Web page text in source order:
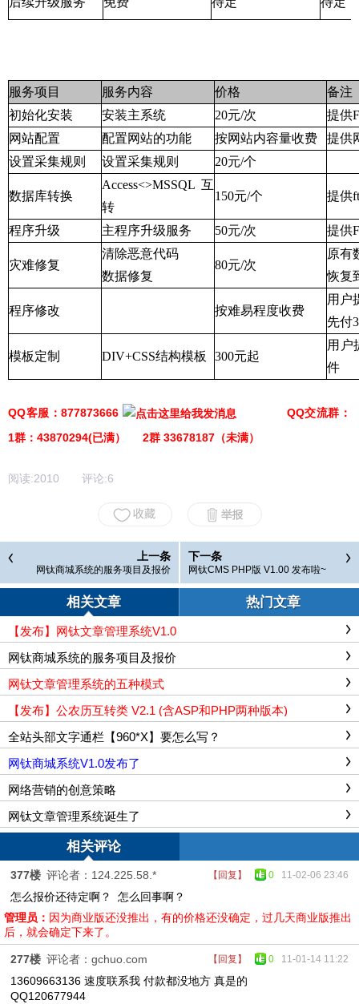
服务项目 服务内容 价格
备注
初始化安装
安装主系统 20元/次
提供
网站配置
配置网站的功能 按网站内容量收费
提供
设置采集规则
设置采集规则 20元/个
数据库转换
Access<>MSSQL互
转
150元/个 提供
程序升级 主程序升级服务 50元/次 提供
灾难修复
清除恶意代码
数据修复
80元/次
原有
恢复
程序修改 按难易程度收费
用户
先付
模板定制 DIV+CSS结构模板 300元起
用户
件
QQ客服：877873666
QQ交流群：
1群：43870294(已满） 2群 33678187（未满）
阅读:2010 评论:6
上一条
网钛商城系统的服务项目及报价
下一条
网钛CMS PHP版 V1.00 发布啦~
相关文章 热门文章
【发布】网钛文章管理系统V1.0
网钛商城系统的服务项目及报价
网钛文章管理系统的五种模式
【发布】公农历互转类 V2.1 (含ASP和PHP两种版本)
全站头部文字通栏【960*X】要怎么写？
网钛商城系统V1.0发布了
网络营销的创意策略
网钛文章管理系统诞生了
相关评论
【回复】 0 11-02-06 23:46
377楼 评论者：124.225.58.*
怎么报价还待定啊？ 怎么回事啊？
管理员： 因为商业版还没推出，有的价格还没确定，过几天商业版推出
后，就会确定下来了。
【回复】 0 11-01-14 11:22
277楼 评论者：gchuo.com
13609663136 速度联系我 付款都没地方 真是的
QQ120677944